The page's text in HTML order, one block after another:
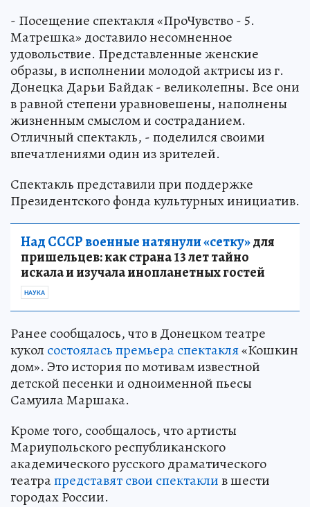
- Посещение спектакля «ПроЧувство - 5.
Матрешка» доставило несомненное
удовольствие. Представленные женские
образы, в исполнении молодой актрисы из г.
Донецка Дарьи Байдак - великолепны. Все они
в равной степени уравновешены, наполнены
жизненным смыслом и состраданием.
Отличный спектакль, - поделился своими
впечатлениями один из зрителей.
Спектакль представили при поддержке
Президентского фонда культурных инициатив.
Над СССР военные натянули «сетку»для
пришельцев: как страна 13 лет тайно
искала и изучала инопланетных гостей
НАУКА
Ранее сообщалось, что в Донецком театре
кукол состоялась премьера спектакля«Кошкин
дом». Это история по мотивам известной
детской песенки и одноименной пьесы
Самуила Маршака.
Кроме того, сообщалось, что артисты
Мариупольского республиканского
академического русского драматического
театрапредставят свои спектаклив шести
городах России.